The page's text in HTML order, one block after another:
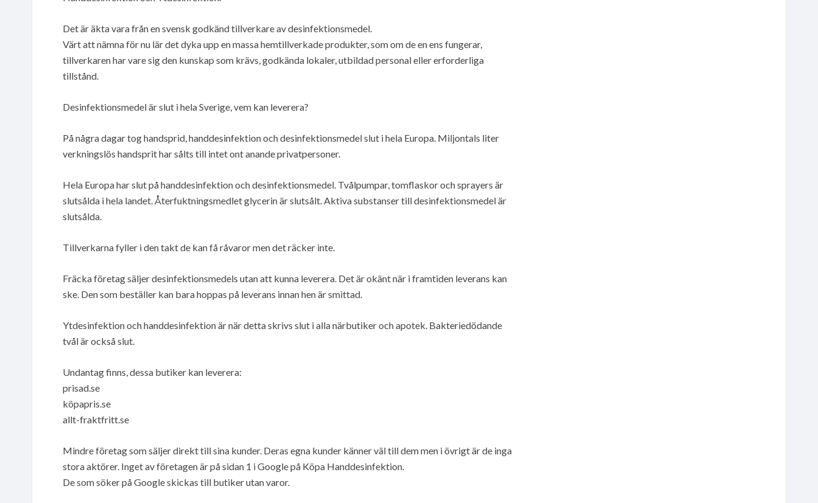
Det är äkta vara från en svensk godkänd tillverkare av desinfektionsmedel.
Värt att nämna för nu lär det dyka upp en massa hemtillverkade produkter, som om de en ens fungerar,
tillverkaren har vare sig den kunskap som krävs, godkända lokaler, utbildad personal eller erforderliga
tillstånd.
Desinfektionsmedel är slut i hela Sverige, vem kan leverera?
På några dagar tog handsprid, handdesinfektion och desinfektionsmedel slut i hela Europa. Miljontals liter
verkningslös handsprit har sålts till intet ont anande privatpersoner.
Hela Europa har slut på handdesinfektion och desinfektionsmedel. Tvålpumpar, tomflaskor och sprayers är
slutsålda i hela landet. Återfuktningsmedlet glycerin är slutsålt. Aktiva substanser till desinfektionsmedel är
slutsålda.
Tillverkarna fyller i den takt de kan få råvaror men det räcker inte.
Fräcka företag säljer desinfektionsmedels utan att kunna leverera. Det är okänt när i framtiden leverans kan
ske. Den som beställer kan bara hoppas på leverans innan hen är smittad.
Ytdesinfektion och handdesinfektion är när detta skrivs slut i alla närbutiker och apotek. Bakteriedödande
tvål är också slut.
Undantag finns, dessa butiker kan leverera:
prisad.se
köpapris.se
allt-fraktfritt.se
Mindre företag som säljer direkt till sina kunder. Deras egna kunder känner väl till dem men i övrigt är de inga
stora aktörer. Inget av företagen är på sidan 1 i Google på Köpa Handdesinfektion.
De som söker på Google skickas till butiker utan varor.